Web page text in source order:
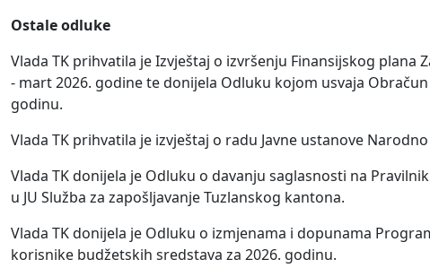
Ostale odluke
Vlada TK prihvatila je Izvještaj o izvršenju Finansijskog
- mart 2026. godine te donijela Odluku kojom usvaja
godinu.
Vlada TK prihvatila je izvještaj o radu Javne ustanove
Vlada TK donijela je Odluku o davanju saglasnosti na
u JU Služba za zapošljavanje Tuzlanskog kantona.
Vlada TK donijela je Odluku o izmjenama i dopunama
korisnike budžetskih sredstava za 2026. godinu.